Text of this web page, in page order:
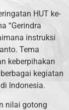
HUT ke-
“Gerindra
instruksi
Tema
keberpihakan
kegiatan
Indonesia.
nilai gotong